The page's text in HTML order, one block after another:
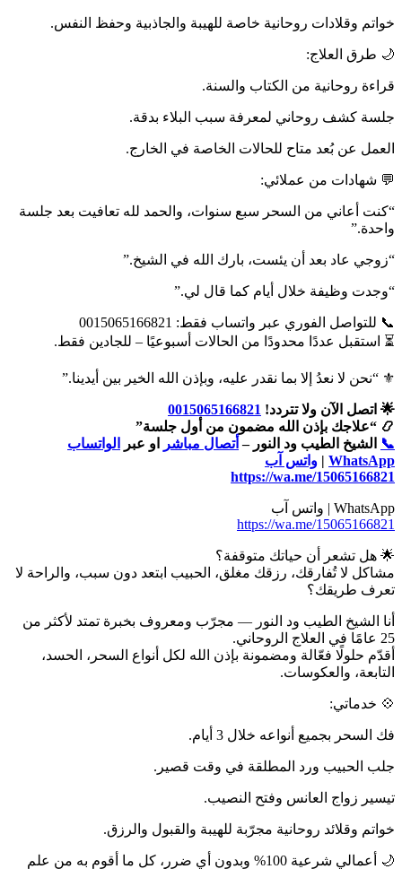
خواتم وقلادات روحانية خاصة للهيبة والجاذبية وحفظ النفس.
🌙 طرق العلاج:
قراءة روحانية من الكتاب والسنة.
جلسة كشف روحاني لمعرفة سبب البلاء بدقة.
العمل عن بُعد متاح للحالات الخاصة في الخارج.
💬 شهادات من عملائي:
“كنت أعاني من السحر سبع سنوات، والحمد لله تعافيت بعد جلسة
واحدة.”
“زوجي عاد بعد أن يئست، بارك الله في الشيخ.”
“وجدت وظيفة خلال أيام كما قال لي.”
📞 للتواصل الفوري عبر واتساب فقط: 0015065166821
⏳ استقبل عددًا محدودًا من الحالات أسبوعيًا – للجادين فقط.
⚜️ “نحن لا نعدُ إلا بما نقدر عليه، وبإذن الله الخير بين أيدينا.”
🌟 اتصل الآن ولا تتردد! 0015065166821
📿 “علاجك بإذن الله مضمون من أول جلسة”
📞
الشيخ الطيب ود النور – أتصال مباشر او عبر
الواتساب
WhatsApp
| واتس آب
https://wa.me/15065166821
WhatsApp | واتس آب
https://wa.me/15065166821
🌟 هل تشعر أن حياتك متوقفة؟
مشاكل لا تُفارقك، رزقك مغلق، الحبيب ابتعد دون سبب، والراحة لا
تعرف طريقك؟
أنا الشيخ الطيب ود النور — مجرّب ومعروف بخبرة تمتد لأكثر من
25 عامًا في العلاج الروحاني.
أقدّم حلولًا فعّالة ومضمونة بإذن الله لكل أنواع السحر، الحسد،
التابعة، والعكوسات.
💠 خدماتي:
فك السحر بجميع أنواعه خلال 3 أيام.
جلب الحبيب ورد المطلقة في وقت قصير.
تيسير زواج العانس وفتح النصيب.
خواتم وقلائد روحانية مجرّبة للهيبة والقبول والرزق.
🌙 أعمالي شرعية 100% وبدون أي ضرر، كل ما أقوم به من علم